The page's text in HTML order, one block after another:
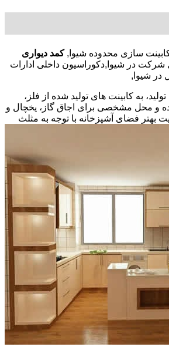
کمد دیواری
در شیوا,دکوراسیون داخلی ادارات
در شیوا,
به کابینت های تولید شده از فلز،
و محل مشخصی برای اجاق گاز، یخچال و
بهتر فضای آشپزخانه با توجه به مثلث